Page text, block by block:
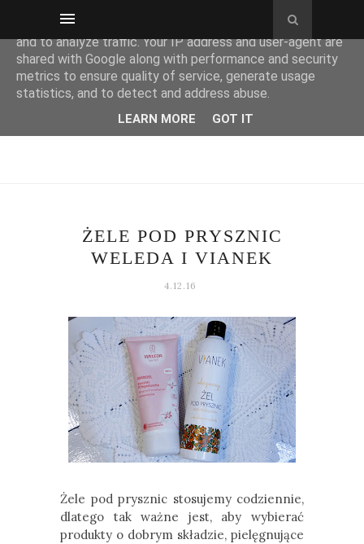
ŻELE POD PRYSZNIC
WELEDA I VIANEK
4.12.16
Żele pod prysznic stosujemy codziennie,
dlatego tak ważne jest, aby wybierać
produkty o dobrym składzie, pielęgnujące
This site uses cookies from Google to deliver its services
and to analyze traffic. Your IP address and user-agent are
shared with Google along with performance and security
metrics to ensure quality of service, generate usage
statistics, and to detect and address abuse.
LEARN MORE GOT IT